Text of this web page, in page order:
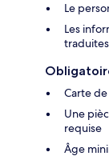
Le
Les
Carte
Une
requise
Âge